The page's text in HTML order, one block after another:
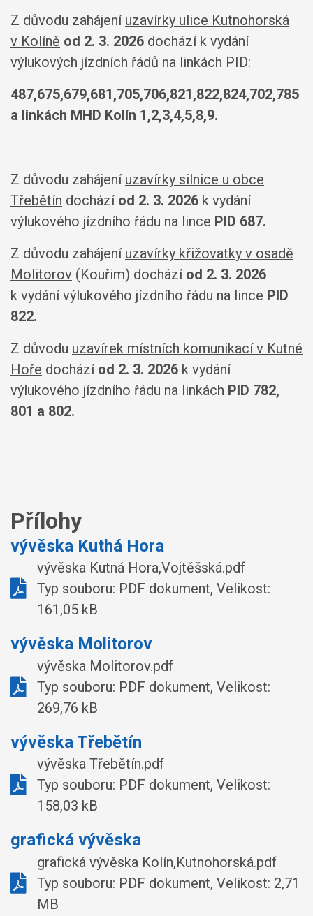
Z důvodu zahájení uzavírky ulice Kutnohorská
v Kolíně od 2. 3. 2026 dochází k vydání
výlukových jízdních řádů na linkách PID:
487,675,679,681,705,706,821,822,824,702,785
a linkách MHD Kolín 1,2,3,4,5,8,9.
Z důvodu zahájení uzavírky silnice u obce
Třebětín dochází od 2. 3. 2026 k vydání
výlukového jízdního řádu na lince PID 687.
Z důvodu zahájení uzavírky křižovatky v osadě
Molitorov (Kouřim) dochází od 2. 3. 2026
k vydání výlukového jízdního řádu na lince PID
822.
Z důvodu uzavírek místních komunikací v Kutné
Hoře dochází od 2. 3. 2026 k vydání
výlukového jízdního řádu na linkách PID 782,
801 a 802.
Přílohy
vývěska Kuthá Hora
vývěska Kutná Hora,Vojtěšská.pdf
Typ souboru: PDF dokument, Velikost:
161,05 kB
vývěska Molitorov
vývěska Molitorov.pdf
Typ souboru: PDF dokument, Velikost:
269,76 kB
vývěska Třebětín
vývěska Třebětín.pdf
Typ souboru: PDF dokument, Velikost:
158,03 kB
grafická vývěska
grafická vývěska Kolín,Kutnohorská.pdf
Typ souboru: PDF dokument, Velikost: 2,71
MB